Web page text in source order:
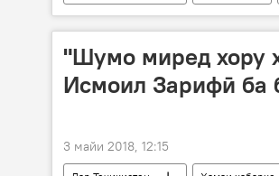
пешбарӣ
номзадӣ
"Шумо миред хору
Исмоил Зарифӣ ба
3 майи 2018, 12:15